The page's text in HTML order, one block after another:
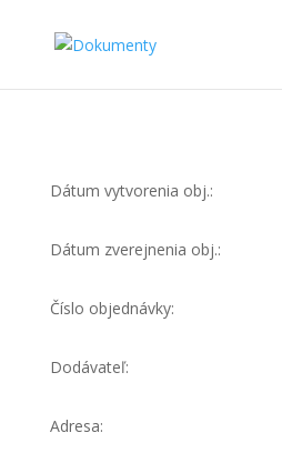
Dátum vytvorenia obj.:
Dátum zverejnenia obj.:
Číslo objednávky:
Dodávateľ:
Adresa: